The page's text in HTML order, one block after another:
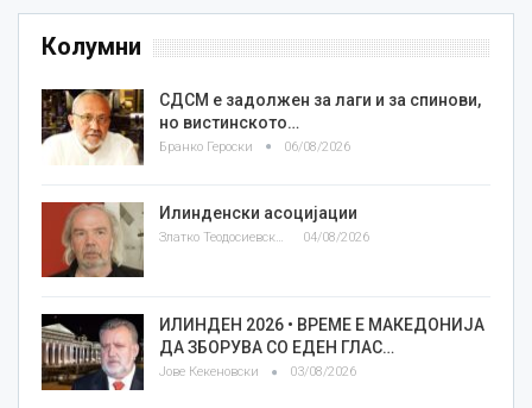
Колумни
СДСМ е задолжен за лаги и за спинови,
но вистинското…
Бранко Героски 06/08/2026
Илинденски асоцијации
Златко Теодосиевски 04/08/2026
ИЛИНДЕН 2026 • ВРЕМЕ Е МАКЕДОНИЈА
ДА ЗБОРУВА СО ЕДЕН ГЛАС…
Јове Кекеновски 03/08/2026